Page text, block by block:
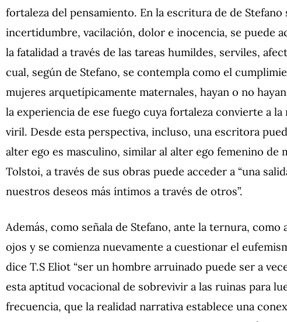
fortaleza del pensamiento. En la escritura de de Stefano
incertidumbre, vacilación, dolor e inocencia, se puede
la fatalidad a través de las tareas humildes, serviles,
cual, según de Stefano, se contempla como el
mujeres arquetípicamente maternales, hayan o no
la experiencia de ese fuego cuya fortaleza convierte a
viril. Desde esta perspectiva, incluso, una escritora
alter ego es masculino, similar al alter ego femenino de
Tolstoi, a través de sus obras puede acceder a “una
nuestros deseos más íntimos a través de otros”.
Además, como señala de Stefano, ante la ternura,
ojos y se comienza nuevamente a cuestionar el
dice T.S Eliot “ser un hombre arruinado puede ser a
esta aptitud vocacional de sobrevivir a las ruinas para
frecuencia, que la realidad narrativa establece una